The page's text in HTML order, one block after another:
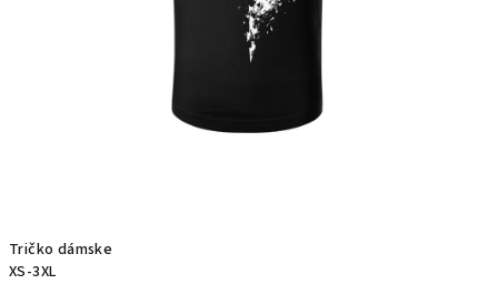
Tričko dámske
XS-3XL